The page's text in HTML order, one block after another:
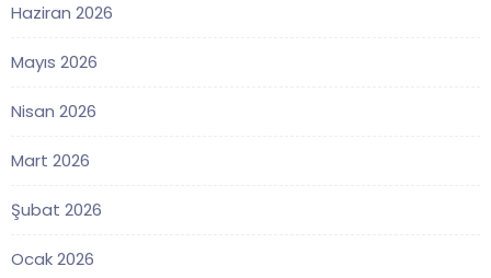
Haziran 2026
Mayıs 2026
Nisan 2026
Mart 2026
Şubat 2026
Ocak 2026